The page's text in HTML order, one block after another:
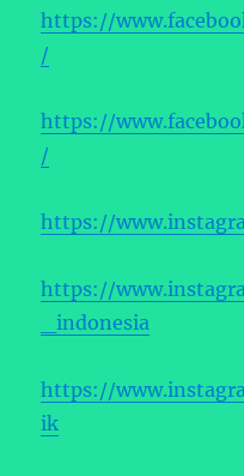
https://
/
https://
/
https://
https://
_indonesia
https://
ik